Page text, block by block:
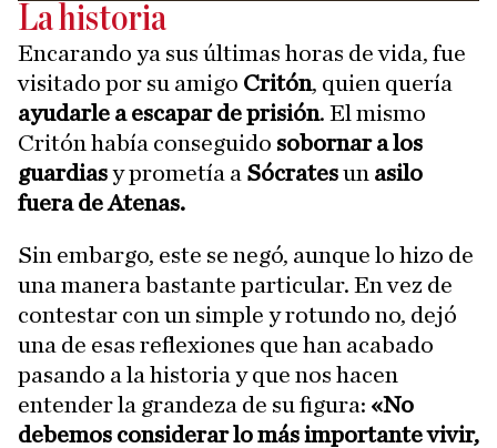
La historia
Encarando ya sus últimas horas de vida, fue
visitado por su amigo Critón, quien quería
ayudarle a escapar de prisión. El mismo
Critón había conseguido sobornar a los
guardiasy prometía a Sócratesun asilo
fuera de Atenas.
Sin embargo, este se negó, aunque lo hizo de
una manera bastante particular. En vez de
contestar con un simple y rotundo no, dejó
una de esas reflexiones que han acabado
pasando a la historia y que nos hacen
entender la grandeza de su figura: «No
debemos considerar lo más importante vivir,